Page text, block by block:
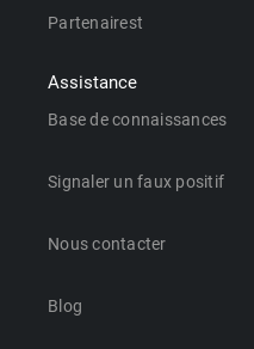
Partenairest
Assistance
Base de connaissances
Signaler un faux positif
Nous contacter
Blog